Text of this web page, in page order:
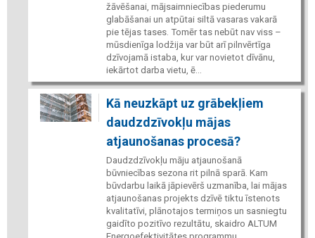
žāvēšanai, mājsaimniecības piederumu
glabāšanai un atpūtai siltā vasaras vakarā
pie tējas tases. Tomēr tas nebūt nav viss –
mūsdienīga lodžija var būt arī pilnvērtīga
dzīvojamā istaba, kur var novietot dīvānu,
iekārtot darba vietu, ē...
Kā neuzkāpt uz grābekļiem
daudzdzīvokļu mājas
atjaunošanas procesā?
Daudzdzīvokļu māju atjaunošanā
būvniecības sezona rit pilnā sparā. Kam
būvdarbu laikā jāpievērš uzmanība, lai mājas
atjaunošanas projekts dzīvē tiktu īstenots
kvalitatīvi, plānotajos termiņos un sasniegtu
gaidīto pozitīvo rezultātu, skaidro ALTUM
Energoefektivitātes programmu